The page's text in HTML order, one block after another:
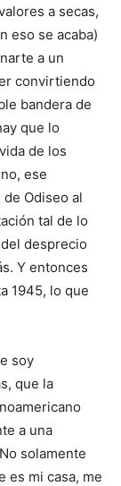
a secas,
eso se acaba)
a un
convirtiendo
bandera de
que lo
de los
ese
Odiseo al
tal de lo
desprecio
Y entonces
1945, lo que
soy
que la
a una
solamente
es mi casa, me